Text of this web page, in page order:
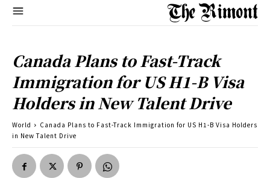
Canada Plans to Fast-Track
Immigration for US H1-B Visa
Holders in New Talent Drive
World
Canada Plans to Fast-Track Immigration for US H1-B Visa Holders
in New Talent Drive